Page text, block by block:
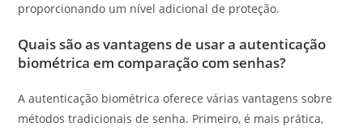
proporcionando um nível adicional de proteção.
Quais são as vantagens de usar a autenticação
biométrica em comparação com senhas?
A autenticação biométrica oferece várias vantagens sobre
métodos tradicionais de senha. Primeiro, é mais prática,